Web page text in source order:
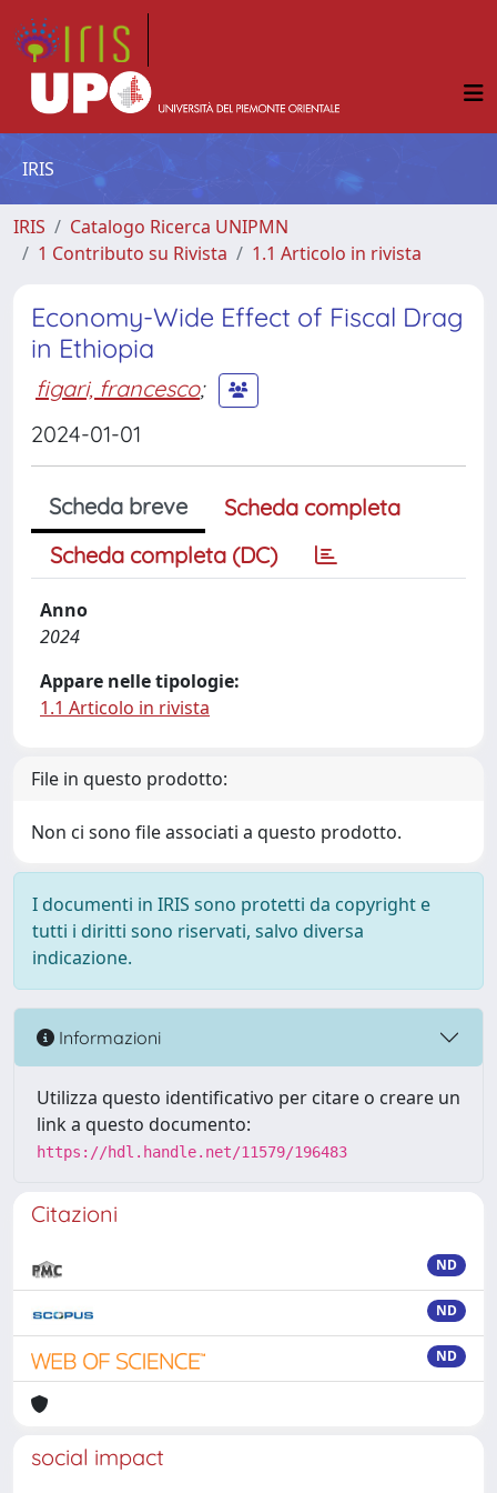
IRIS
IRIS
Catalogo Ricerca UNIPMN
1 Contributo su Rivista
1.1 Articolo in rivista
Economy-Wide Effect of Fiscal Drag
in Ethiopia
figari, francesco;
2024-01-01
Scheda breve
Scheda completa
Scheda completa (DC)
Anno
2024
Appare nelle tipologie:
1.1 Articolo in rivista
File in questo prodotto:
Non ci sono file associati a questo prodotto.
I documenti in IRIS sono protetti da copyright e
tutti i diritti sono riservati, salvo diversa
indicazione.
Informazioni
Utilizza questo identificativo per citare o creare un
link a questo documento:
https://hdl.handle.net/11579/196483
Citazioni
ND
ND
ND
social impact